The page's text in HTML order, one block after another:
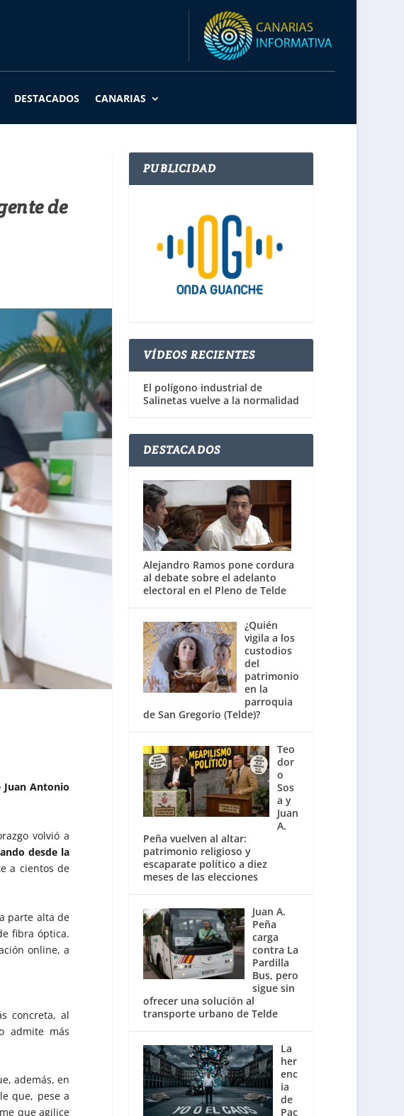
DESTACADOS CANARIAS
de
Antonio
volvió a
desde la
a cientos de
parte alta de
fibra óptica.
online, a
concreta, al
admite más
además, en
que, pese a
que agilice
PUBLICIDAD
VÍDEOS RECIENTES
El polígono industrial de
Salinetas vuelve a la normalidad
DESTACADOS
Alejandro Ramos pone cordura
al debate sobre el adelanto
electoral en el Pleno de Telde
¿Quién
vigila a los
custodios
del
patrimonio
en la
parroquia
de San Gregorio (Telde)?
Teo
dor
o
Sos
a y
Juan
A.
Peña vuelven al altar:
patrimonio religioso y
escaparate político a diez
meses de las elecciones
Juan A.
Peña
carga
contra La
Pardilla
Bus, pero
sigue sin
ofrecer una solución al
transporte urbano de Telde
La
her
enc
ia
de
Pac